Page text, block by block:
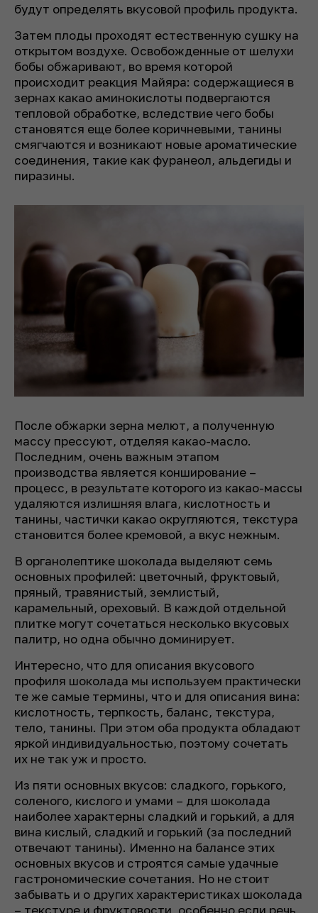
будут определять вкусовой профиль продукта.
Затем плоды проходят естественную сушку на
открытом воздухе. Освобожденные от шелухи
бобы обжаривают, во время которой
происходит реакция Майяра: содержащиеся в
зернах какао аминокислоты подвергаются
тепловой обработке, вследствие чего бобы
становятся еще более коричневыми, танины
смягчаются и возникают новые ароматические
соединения, такие как фуранеол, альдегиды и
пиразины.
После обжарки зерна мелют, а полученную
массу прессуют, отделяя какао-масло.
Последним, очень важным этапом
производства является конширование –
процесс, в результате которого из какао-массы
удаляются излишняя влага, кислотность и
танины, частички какао округляются, текстура
становится более кремовой, а вкус нежным.
В органолептике шоколада выделяют семь
основных профилей: цветочный, фруктовый,
пряный, травянистый, землистый,
карамельный, ореховый. В каждой отдельной
плитке могут сочетаться несколько вкусовых
палитр, но одна обычно доминирует.
Интересно, что для описания вкусового
профиля шоколада мы используем практически
те же самые термины, что и для описания вина:
кислотность, терпкость, баланс, текстура,
тело, танины. При этом оба продукта обладают
яркой индивидуальностью, поэтому сочетать
их не так уж и просто.
Из пяти основных вкусов: сладкого, горького,
соленого, кислого и умами – для шоколада
наиболее характерны сладкий и горький, а для
вина кислый, сладкий и горький (за последний
отвечают танины). Именно на балансе этих
основных вкусов и строятся самые удачные
гастрономические сочетания. Но не стоит
забывать и о других характеристиках шоколада
– текстуре и фруктовости, особенно если речь